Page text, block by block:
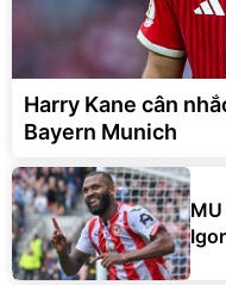
Harry Kane cân
Bayern Munich